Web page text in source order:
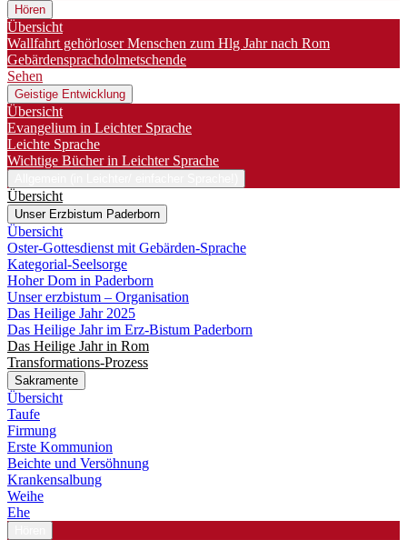
Hören
Übersicht
Wallfahrt gehörloser Menschen zum Hlg Jahr nach Rom
Gebärdensprachdolmetschende
Sehen
Geistige Entwicklung
Übersicht
Evangelium in Leichter Sprache
Leichte Sprache
Wichtige Bücher in Leichter Sprache
Übersicht
Unser Erzbistum Paderborn
Übersicht
Oster-Gottesdienst mit Gebärden-Sprache
Kategorial-Seelsorge
Hoher Dom in Paderborn
Unser erzbistum – Organisation
Das Heilige Jahr 2025
Das Heilige Jahr im Erz-Bistum Paderborn
Das Heilige Jahr in Rom
Transformations-Prozess
Sakramente
Übersicht
Taufe
Firmung
Erste Kommunion
Beichte und Versöhnung
Krankensalbung
Weihe
Ehe